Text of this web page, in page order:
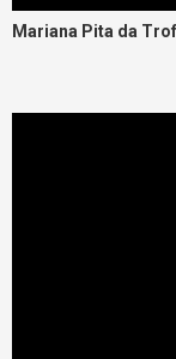
Mariana Pita da